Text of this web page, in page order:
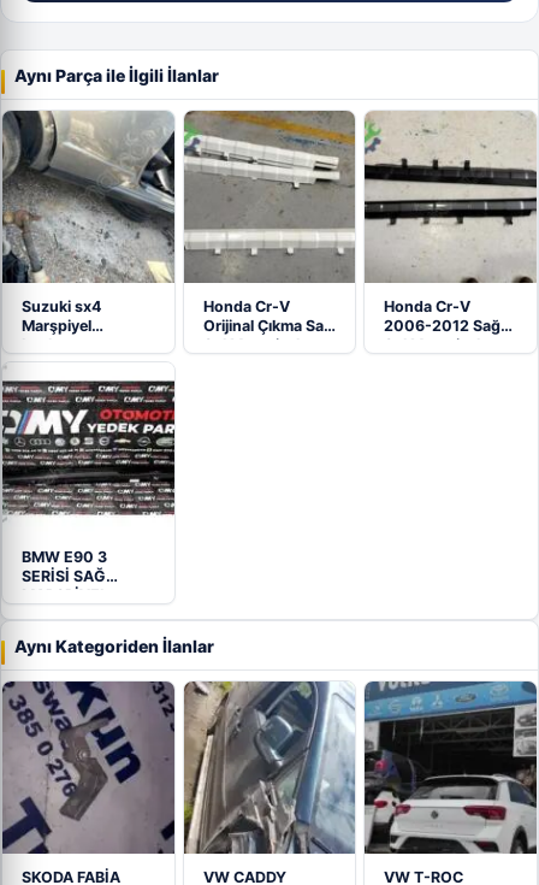
Aynı Parça ile İlgili İlanlar
Suzuki sx4
Marşpiyel
Honda Cr-V
Orijinal Çıkma Sağ
Sol Marşpiyel…
Honda Cr-V
2006-2012 Sağ
Sol Marşpiyel
BMW E90 3
SERİSİ SAĞ
MARŞPİYEL
KAPLAMASI
Aynı Kategoriden İlanlar
SKODA FABİA VW CADDY VW T-ROC